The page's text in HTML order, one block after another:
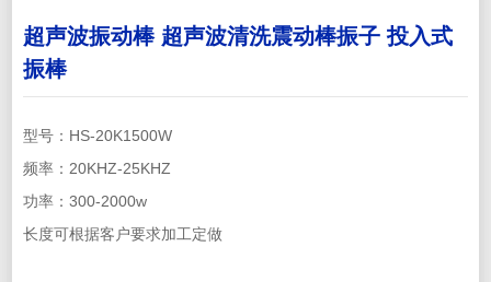
超声波振动棒 超声波清洗震动棒振子 投入式
振棒
型号：HS-20K1500W
频率：20KHZ-25KHZ
功率：300-2000w
长度可根据客户要求加工定做